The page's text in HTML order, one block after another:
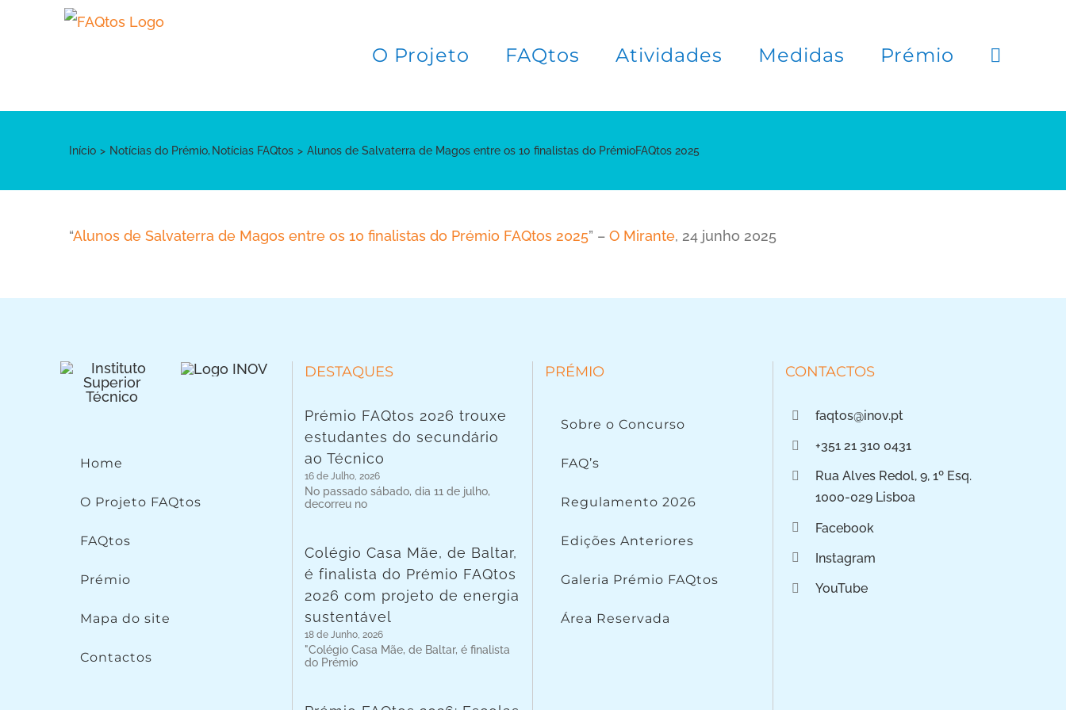
O Projeto FAQtos Atividades Medidas Prémio
Início Notícias do Prémio Notícias FAQtos Alunos de Salvaterra de Magos entre os 10 finalistas do PrémioFAQtos 2025
“Alunos de Salvaterra de Magos entre os 10 finalistas do Prémio FAQtos 2025” – O Mirante, 24 junho 2025
Home
O Projeto FAQtos
FAQtos
Prémio
Mapa do site
Contactos
DESTAQUES
Prémio FAQtos 2026 trouxe
estudantes do secundário
ao Técnico
16 de Julho, 2026
No passado sábado, dia 11 de julho,
decorreu no
Colégio Casa Mãe, de Baltar,
é finalista do Prémio FAQtos
2026 com projeto de energia
sustentável
18 de Junho, 2026
"Colégio Casa Mãe, de Baltar, é finalista
do Prémio
PRÉMIO
Sobre o Concurso
FAQ’s
Regulamento 2026
Edições Anteriores
Galeria Prémio FAQtos
Área Reservada
CONTACTOS
faqtos@inov.pt
+351 21 310 0431
Rua Alves Redol, 9, 1º Esq.
1000-029 Lisboa
Facebook
Instagram
YouTube